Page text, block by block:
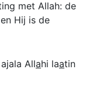
met Allah: de
Hij is de
Allahi laatin